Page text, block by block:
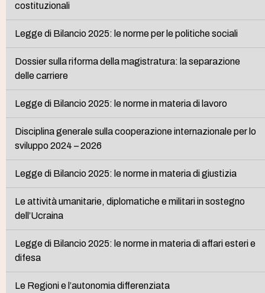
costituzionali
Legge di Bilancio 2025: le norme per le politiche sociali
Dossier sulla riforma della magistratura: la separazione
delle carriere
Legge di Bilancio 2025: le norme in materia di lavoro
Disciplina generale sulla cooperazione internazionale per lo
sviluppo 2024 – 2026
Legge di Bilancio 2025: le norme in materia di giustizia
Le attività umanitarie, diplomatiche e militari in sostegno
dell’Ucraina
Legge di Bilancio 2025: le norme in materia di affari esteri e
difesa
Le Regioni e l’autonomia differenziata